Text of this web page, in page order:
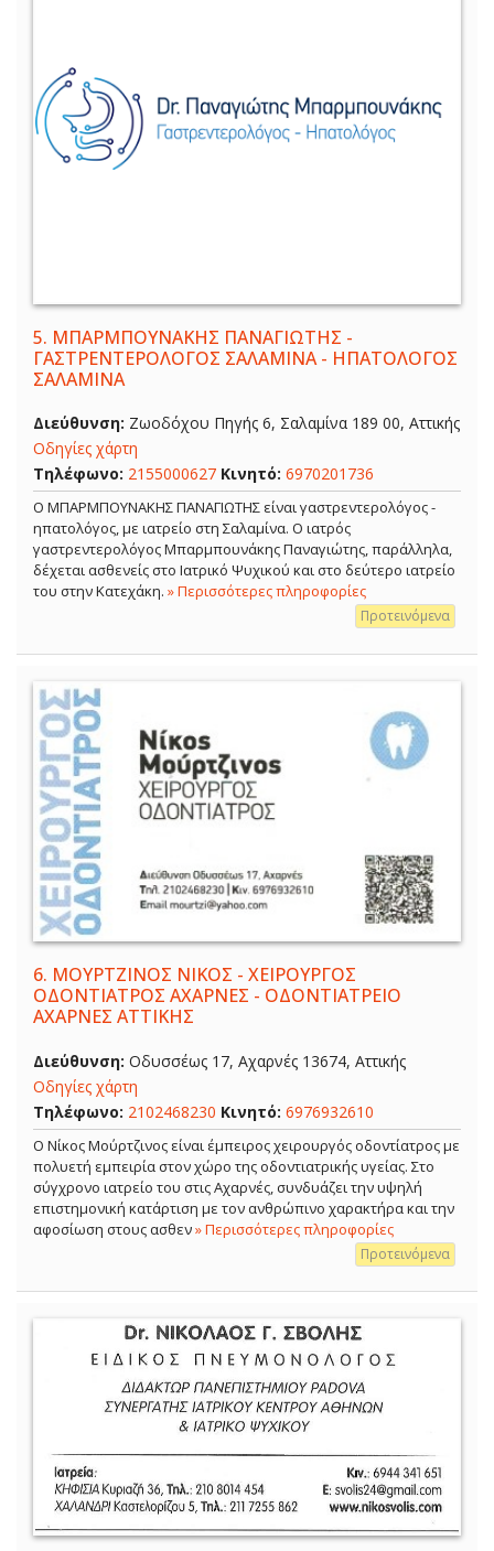
5. ΜΠΑΡΜΠΟΥΝΑΚΗΣ ΠΑΝΑΓΙΩΤΗΣ -
ΓΑΣΤΡΕΝΤΕΡΟΛΟΓΟΣ ΣΑΛΑΜΙΝΑ - ΗΠΑΤΟΛΟΓΟΣ
ΣΑΛΑΜΙΝΑ
Διεύθυνση: Ζωοδόχου Πηγής 6, Σαλαμίνα 189 00, Αττικής
Οδηγίες χάρτη
Τηλέφωνο: 2155000627 Κινητό: 6970201736
Ο ΜΠΑΡΜΠΟΥΝΑΚΗΣ ΠΑΝΑΓΙΩΤΗΣ είναι γαστρεντερολόγος -
ηπατολόγος, με ιατρείο στη Σαλαμίνα. Ο ιατρός
γαστρεντερολόγος Μπαρμπουνάκης Παναγιώτης, παράλληλα,
δέχεται ασθενείς στο Ιατρικό Ψυχικού και στο δεύτερο ιατρείο
του στην Κατεχάκη. » Περισσότερες πληροφορίες
Προτεινόμενα
6. ΜΟΥΡΤΖΙΝΟΣ ΝΙΚΟΣ - ΧΕΙΡΟΥΡΓΟΣ
ΟΔΟΝΤΙΑΤΡΟΣ ΑΧΑΡΝΕΣ - ΟΔΟΝΤΙΑΤΡΕΙΟ
ΑΧΑΡΝΕΣ ΑΤΤΙΚΗΣ
Διεύθυνση: Οδυσσέως 17, Αχαρνές 13674, Αττικής
Οδηγίες χάρτη
Τηλέφωνο: 2102468230 Κινητό: 6976932610
Ο Νίκος Μούρτζινος είναι έμπειρος χειρουργός οδοντίατρος με
πολυετή εμπειρία στον χώρο της οδοντιατρικής υγείας. Στο
σύγχρονο ιατρείο του στις Αχαρνές, συνδυάζει την υψηλή
επιστημονική κατάρτιση με τον ανθρώπινο χαρακτήρα και την
αφοσίωση στους ασθεν» Περισσότερες πληροφορίες
Προτεινόμενα